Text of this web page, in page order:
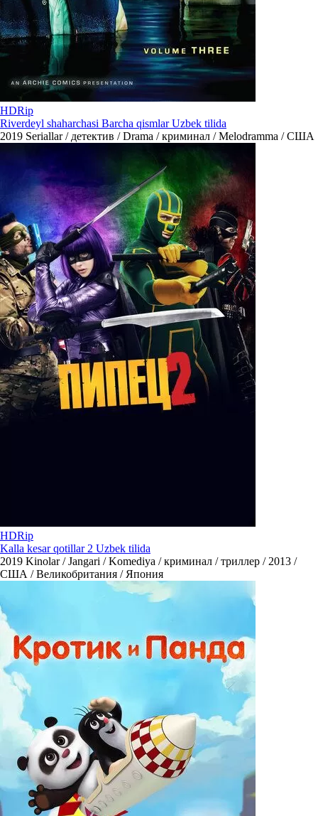
HDRip
Riverdeyl shaharchasi Barcha qismlar Uzbek tilida
2019 Seriallar / детектив / Drama / криминал / Melodramma / США
HDRip
Kalla kesar qotillar 2 Uzbek tilida
2019 Kinolar / Jangari / Komediya / криминал / триллер / 2013 /
США / Великобритания / Япония